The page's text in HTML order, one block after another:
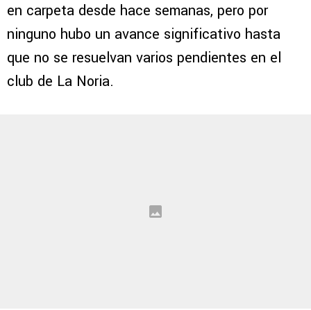
en carpeta desde hace semanas, pero por
ninguno hubo un avance significativo hasta
que no se resuelvan varios pendientes en el
club de La Noria.